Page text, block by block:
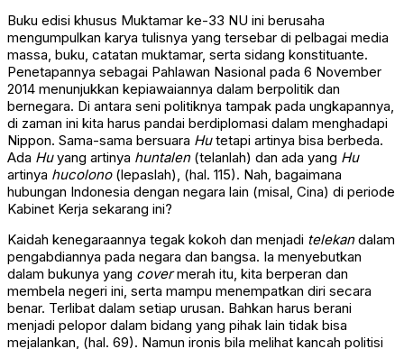
Buku edisi khusus Muktamar ke-33 NU ini berusaha
mengumpulkan karya tulisnya yang tersebar di pelbagai media
massa, buku, catatan muktamar, serta sidang konstituante.
Penetapannya sebagai Pahlawan Nasional pada 6 November
2014 menunjukkan kepiawaiannya dalam berpolitik dan
bernegara. Di antara seni politiknya tampak pada ungkapannya,
di zaman ini kita harus pandai berdiplomasi dalam menghadapi
Nippon. Sama-sama bersuara Hutetapi artinya bisa berbeda.
Ada Huyang artinya huntalen (telanlah) dan ada yang Hu
artinya hucolono(lepaslah), (hal. 115). Nah, bagaimana
hubungan Indonesia dengan negara lain (misal, Cina) di periode
Kabinet Kerja sekarang ini?
Kaidah kenegaraannya tegak kokoh dan menjadi telekandalam
pengabdiannya pada negara dan bangsa. Ia menyebutkan
dalam bukunya yang covermerah itu, kita berperan dan
membela negeri ini, serta mampu menempatkan diri secara
benar. Terlibat dalam setiap urusan. Bahkan harus berani
menjadi pelopor dalam bidang yang pihak lain tidak bisa
mejalankan, (hal. 69). Namun ironis bila melihat kancah politisi